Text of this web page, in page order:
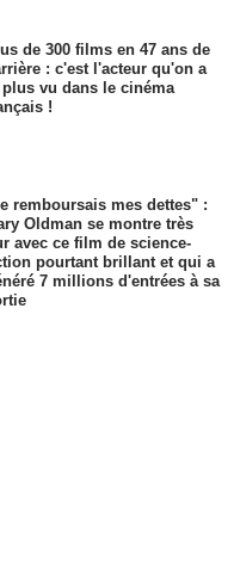
de 300 films en 47 ans de
: c'est l'acteur qu'on a
plus vu dans le cinéma
!
remboursais mes dettes" :
Oldman se montre très
avec ce film de science-
pourtant brillant et qui a
7 millions d'entrées à sa